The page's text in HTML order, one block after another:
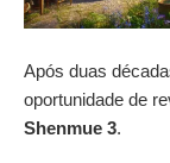
Após duas
oportunidade de
Shenmue 3.